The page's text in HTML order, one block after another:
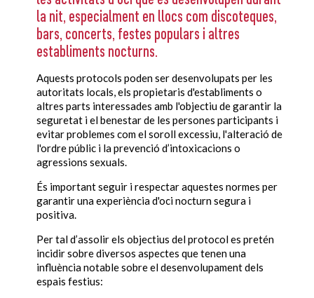
la nit, especialment en llocs com discoteques,
bars, concerts, festes populars i altres
establiments nocturns.
Aquests protocols poden ser desenvolupats per les
autoritats locals, els propietaris d'establiments o
altres parts interessades amb l'objectiu de garantir la
seguretat i el benestar de les persones participants i
evitar problemes com el soroll excessiu, l'alteració de
l'ordre públic i la prevenció d’intoxicacions o
agressions sexuals.
És important seguir i respectar aquestes normes per
garantir una experiència d'oci nocturn segura i
positiva.
Per tal d’assolir els objectius del protocol es pretén
incidir sobre diversos aspectes que tenen una
influència notable sobre el desenvolupament dels
espais festius: